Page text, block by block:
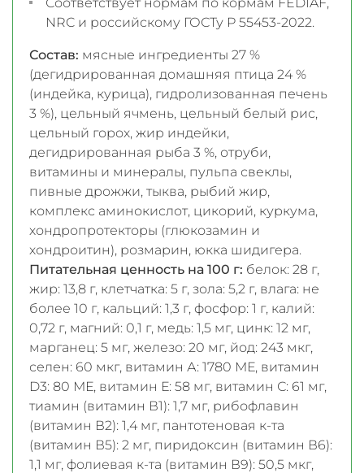
NRC и российскому ГОСТу Р 55453-2022.
Состав: мясные ингредиенты 27 %
(дегидрированная домашняя птица 24 %
(индейка, курица), гидролизованная печень
3 %), цельный ячмень, цельный белый рис,
цельный горох, жир индейки,
дегидрированная рыба 3 %, отруби,
витамины и минералы, пульпа свеклы,
пивные дрожжи, тыква, рыбий жир,
комплекс аминокислот, цикорий, куркума,
хондропротекторы (глюкозамин и
хондроитин), розмарин, юкка шидигера.
Питательная ценность на 100 г: белок: 28 г,
жир: 13,8 г, клетчатка: 5 г, зола: 5,2 г, влага: не
более 10 г, кальций: 1,3 г, фосфор: 1 г, калий:
0,72 г, магний: 0,1 г, медь: 1,5 мг, цинк: 12 мг,
марганец: 5 мг, железо: 20 мг, йод: 243 мкг,
селен: 60 мкг, витамин А: 1780 МЕ, витамин
D3: 80 МЕ, витамин Е: 58 мг, витамин С: 61 мг,
тиамин (витамин В1): 1,7 мг, рибофлавин
(витамин В2): 1,4 мг, пантотеновая к-та
(витамин В5): 2 мг, пиридоксин (витамин В6):
1,1 мг, фолиевая к-та (витамин В9): 50,5 мкг,